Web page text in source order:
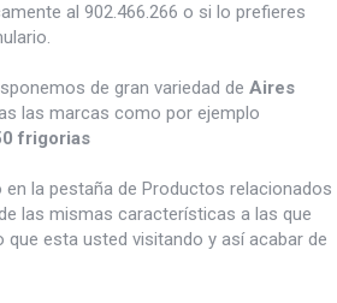
al 902.466.266 o si lo prefieres
de gran variedad de Aires
las marcas como por ejemplo
frigorias
la pestaña de Productos relacionados
las mismas características a las que
esta usted visitando y así acabar de